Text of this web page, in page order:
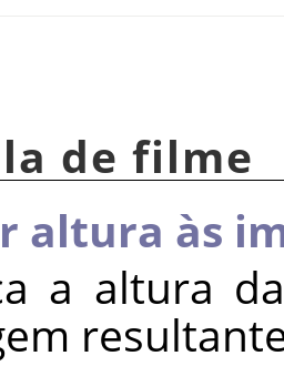
de filme
altura às
a altura